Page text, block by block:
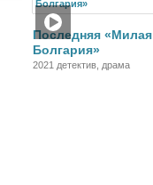
Последняя «Милая
Болгария»
2021 детектив, драма